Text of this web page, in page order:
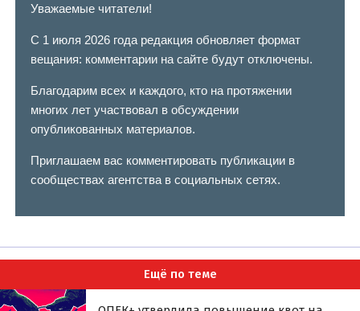
Уважаемые читатели!
С 1 июля 2026 года редакция обновляет формат
вещания: комментарии на сайте будут отключены.
Благодарим всех и каждого, кто на протяжении
многих лет участвовал в обсуждении
опубликованных материалов.
Приглашаем вас комментировать публикации в
сообществах агентства в социальных сетях.
Ещё по теме